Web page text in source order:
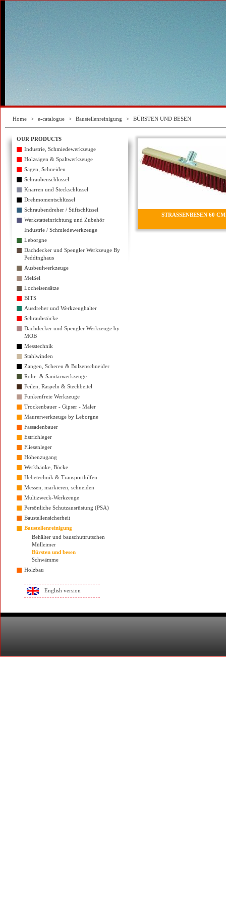
Home > e-catalogue > Baustellenreinigung > BÜRSTEN UND BESEN
OUR PRODUCTS
Industrie, Schmiedewerkzeuge
Holzsägen & Spaltwerkzeuge
Sägen, Schneiden
Schraubenschlüssel
Knarren und Steckschlüssel
Drehmomentschlüssel
Schraubendreher / Stiftschlüssel
Werkstatteinrichtung und Zubehör
Industrie / Schmiedewerkzeuge
Leborgne
Dachdecker und Spengler Werkzeuge By
Peddinghaus
Ausbeulwerkzeuge
Meißel
Locheisensätze
BITS
Ausdreher und Werkzeughalter
Schraubstöcke
Dachdecker und Spengler Werkzeuge by
MOB
Messtechnik
Stahlwinden
Zangen, Scheren & Bolzenschneider
Rohr- & Sanitärwerkzeuge
Feilen, Raspeln & Stechbeitel
Funkenfreie Werkzeuge
Trockenbauer - Gipser - Maler
Maurerwerkzeuge by Leborgne
Fassadenbauer
Estrichleger
Fliesenleger
Höhenzugang
Werkbänke, Böcke
Hebetechnik & Transporthilfen
Messen, markieren, schneiden
Multizweck-Werkzeuge
Persönliche Schutzausrüstung (PSA)
Baustellensicherheit
Baustellenreinigung
Behälter und bauschuttrutschen
Mülleimer
Bürsten und besen
Schwämme
Holzbau
English version
STRASSENBESEN 60 CM